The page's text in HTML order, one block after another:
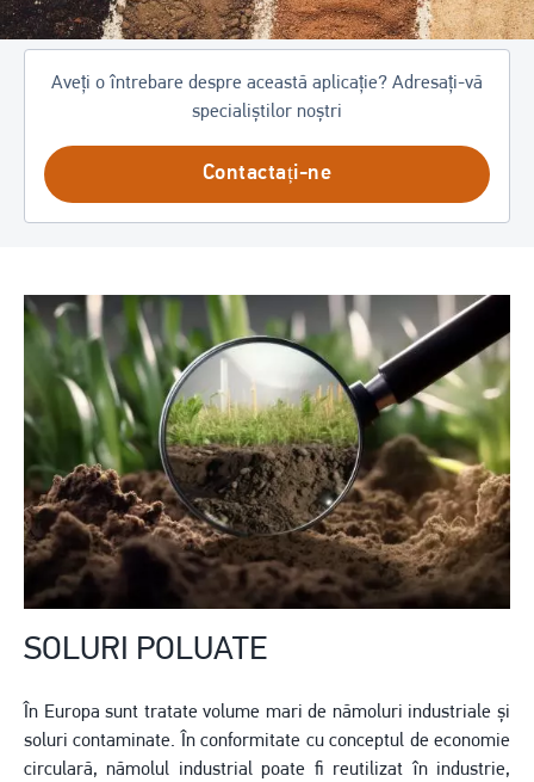
Aveți o întrebare despre această aplicație? Adresați-vă
specialiștilor noștri
Contactați-ne
SOLURI POLUATE
În Europa sunt tratate volume mari de nămoluri industriale și
soluri contaminate. În conformitate cu conceptul de economie
circulară, nămolul industrial poate fi reutilizat în industrie,